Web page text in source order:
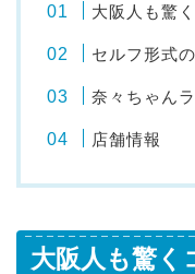
大阪人も驚
セルフ形式
奈々ちゃん
店舗情報
大阪人も驚く